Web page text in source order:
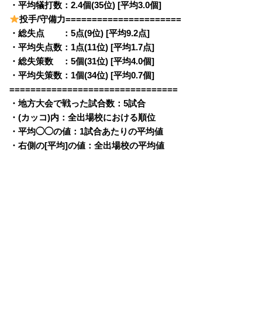
・平均犠打数：2.4個(35位) [平均3.0個]
投手/守備力======================
・総失点 ：5点(9位) [平均9.2点]
・平均失点数：1点(11位) [平均1.7点]
・総失策数 ：5個(31位) [平均4.0個]
・平均失策数：1個(34位) [平均0.7個]
================================
・地方大会で戦った試合数：5試合
・(カッコ)内：全出場校における順位
・平均◯◯の値：1試合あたりの平均値
・右側の[平均]の値：全出場校の平均値